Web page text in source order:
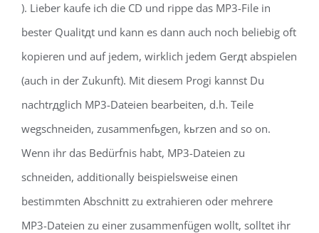
). Lieber kaufe ich die CD und rippe das MP3-File in
bester Qualitдt und kann es dann auch noch beliebig oft
kopieren und auf jedem, wirklich jedem Gerдt abspielen
(auch in der Zukunft). Mit diesem Progi kannst Du
nachtrдglich MP3-Dateien bearbeiten, d.h. Teile
wegschneiden, zusammenfьgen, kьrzen and so on.
Wenn ihr das Bedürfnis habt, MP3-Dateien zu
schneiden, additionally beispielsweise einen
bestimmten Abschnitt zu extrahieren oder mehrere
MP3-Dateien zu einer zusammenfügen wollt, solltet ihr